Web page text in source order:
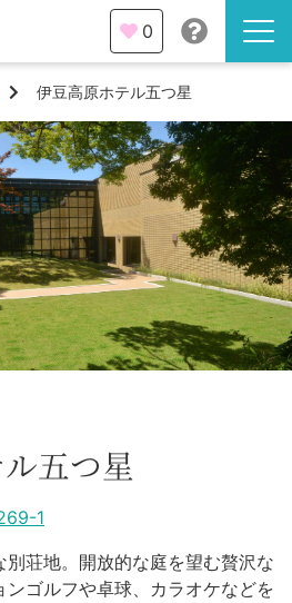
0
伊豆高原ホテル五つ星
五つ星
1
荘地。開放的な庭を望む贅沢な
ゴルフや卓球、カラオケなどを